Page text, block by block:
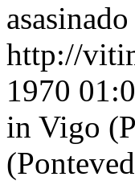
http://
1970
in Vigo